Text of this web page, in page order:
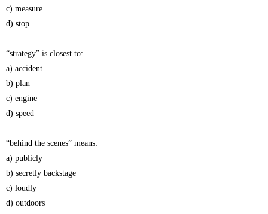
c) measure
d) stop
“strategy” is closest to:
a) accident
b) plan
c) engine
d) speed
“behind the scenes” means:
a) publicly
b) secretly backstage
c) loudly
d) outdoors